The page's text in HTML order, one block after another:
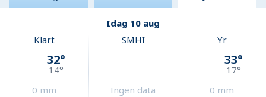
Idag 10 aug
Klart
32°
14°
0 mm
SMHI
Ingen data
Yr
33°
17°
0 mm